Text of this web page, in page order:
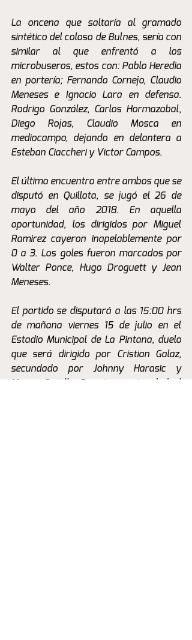
La oncena que saltaría al gramado
sintético del coloso de Bulnes, sería con
similar al que enfrentó a los
microbuseros, estos con: Pablo Heredia
en portería; Fernando Cornejo, Claudio
Meneses e Ignacio Lara en defensa.
Rodrigo González, Carlos Hormazabal,
Diego Rojas, Claudio Mosca en
mediocampo, dejando en delantera a
Esteban Ciaccheri y Victor Campos.
El último encuentro entre ambos que se
disputó en Quillota, se jugó el 26 de
mayo del año 2018. En aquella
oportunidad, los dirigidos por Miguel
Ramirez cayeron inapelablemente por
0 a 3. Los goles fueron marcados por
Walter Ponce, Hugo Droguett y Jean
Meneses.
El partido se disputará a las 15:00 hrs
de mañana viernes 15 de julio en el
Estadio Municipal de La Pintana, duelo
que será dirigido por Cristian Galaz,
secundado por Johnny Harasic y